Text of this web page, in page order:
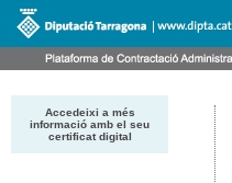
Accedeixi a més
informació amb el seu
certificat digital